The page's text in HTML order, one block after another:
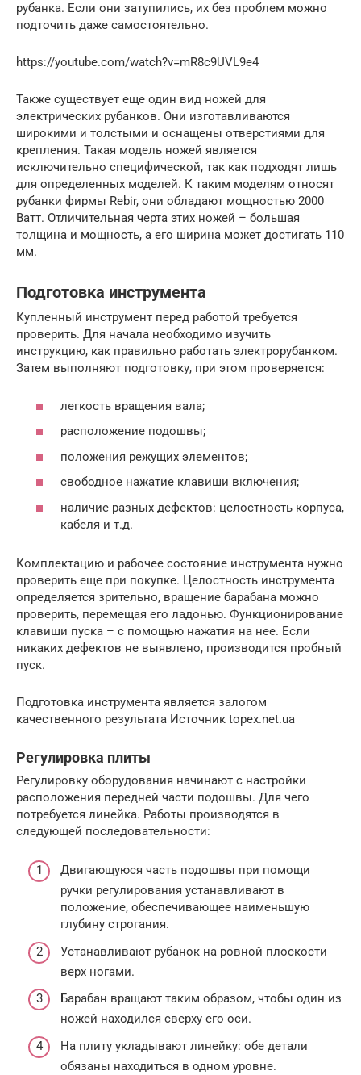
рубанка. Если они затупились, их без проблем можно
подточить даже самостоятельно.
https://youtube.com/watch?v=mR8c9UVL9e4
Также существует еще один вид ножей для
электрических рубанков. Они изготавливаются
широкими и толстыми и оснащены отверстиями для
крепления. Такая модель ножей является
исключительно специфической, так как подходят лишь
для определенных моделей. К таким моделям относят
рубанки фирмы Rebir, они обладают мощностью 2000
Ватт. Отличительная черта этих ножей – большая
толщина и мощность, а его ширина может достигать 110
мм.
Подготовка инструмента
Купленный инструмент перед работой требуется
проверить. Для начала необходимо изучить
инструкцию, как правильно работать электрорубанком.
Затем выполняют подготовку, при этом проверяется:
легкость вращения вала;
расположение подошвы;
положения режущих элементов;
свободное нажатие клавиши включения;
наличие разных дефектов: целостность корпуса,
кабеля и т.д.
Комплектацию и рабочее состояние инструмента нужно
проверить еще при покупке. Целостность инструмента
определяется зрительно, вращение барабана можно
проверить, перемещая его ладонью. Функционирование
клавиши пуска – с помощью нажатия на нее. Если
никаких дефектов не выявлено, производится пробный
пуск.
Подготовка инструмента является залогом
качественного результата Источник topex.net.ua
Регулировка плиты
Регулировку оборудования начинают с настройки
расположения передней части подошвы. Для чего
потребуется линейка. Работы производятся в
следующей последовательности:
Двигающуюся часть подошвы при помощи
ручки регулирования устанавливают в
положение, обеспечивающее наименьшую
глубину строгания.
Устанавливают рубанок на ровной плоскости
верх ногами.
Барабан вращают таким образом, чтобы один из
ножей находился сверху его оси.
На плиту укладывают линейку: обе детали
обязаны находиться в одном уровне.